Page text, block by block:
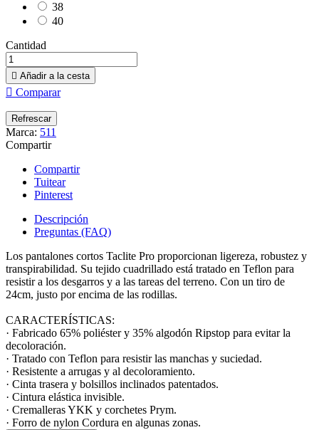
38
40
Cantidad
 Añadir a la cesta
 Comparar
Marca: 511
Compartir
Compartir
Tuitear
Pinterest
Descripción
Preguntas (FAQ)
Los pantalones cortos Taclite Pro proporcionan ligereza, robustez y
transpirabilidad. Su tejido cuadrillado está tratado en Teflon para
resistir a los desgarros y a las tareas del terreno. Con un tiro de
24cm, justo por encima de las rodillas.
CARACTERÍSTICAS:
· Fabricado 65% poliéster y 35% algodón Ripstop para evitar la
decoloración.
· Tratado con Teflon para resistir las manchas y suciedad.
· Resistente a arrugas y al decoloramiento.
· Cinta trasera y bolsillos inclinados patentados.
· Cintura elástica invisible.
· Cremalleras YKK y corchetes Prym.
· Forro de nylon Cordura en algunas zonas.